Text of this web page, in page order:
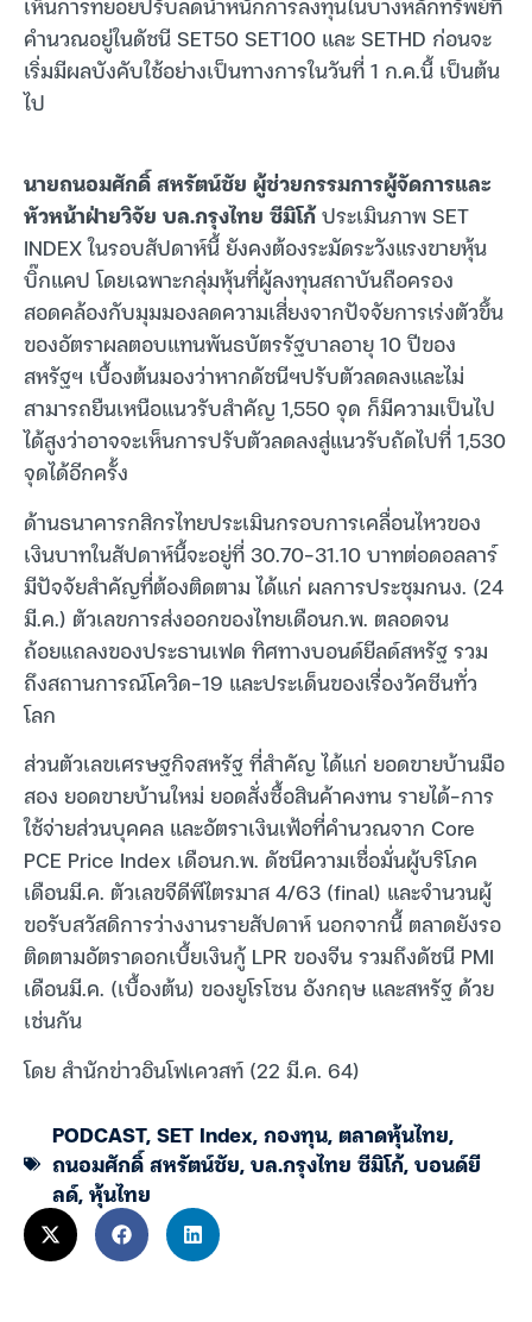
คำนวณอยู่ในดัชนี SET50 SET100 และ SETHD ก่อนจะ
เริ่มมีผลบังคับใช้อย่างเป็นทางการในวันที่ 1 ก.ค.นี้ เป็นต้น
ไป
นายถนอมศักดิ์ สหรัตน์ชัย ผู้ช่วยกรรมการผู้จัดการและ
หัวหน้าฝ่ายวิจัย บล.กรุงไทย ซีมิโก้ประเมินภาพ SET
INDEX ในรอบสัปดาห์นี้ ยังคงต้องระมัดระวังแรงขายหุ้น
บิ๊กแคป โดยเฉพาะกลุ่มหุ้นที่ผู้ลงทุนสถาบันถือครอง
สอดคล้องกับมุมมองลดความเสี่ยงจากปัจจัยการเร่งตัวขึ้น
ของอัตราผลตอบแทนพันธบัตรรัฐบาลอายุ 10 ปีของ
สหรัฐฯ เบื้องต้นมองว่าหากดัชนีฯปรับตัวลดลงและไม่
สามารถยืนเหนือแนวรับสำคัญ 1,550 จุด ก็มีความเป็นไป
ได้สูงว่าอาจจะเห็นการปรับตัวลดลงสู่แนวรับถัดไปที่ 1,530
จุดได้อีกครั้ง
ด้านธนาคารกสิกรไทยประเมินกรอบการเคลื่อนไหวของ
เงินบาทในสัปดาห์นี้จะอยู่ที่ 30.70-31.10 บาทต่อดอลลาร์
มีปัจจัยสำคัญที่ต้องติดตาม ได้แก่ ผลการประชุมกนง. (24
มี.ค.) ตัวเลขการส่งออกของไทยเดือนก.พ. ตลอดจน
ถ้อยแถลงของประธานเฟด ทิศทางบอนด์ยีลด์สหรัฐ รวม
ถึงสถานการณ์โควิด-19 และประเด็นของเรื่องวัคซีนทั่ว
โลก
ส่วนตัวเลขเศรษฐกิจสหรัฐ ที่สำคัญ ได้แก่ ยอดขายบ้านมือ
สอง ยอดขายบ้านใหม่ ยอดสั่งซื้อสินค้าคงทน รายได้-การ
ใช้จ่ายส่วนบุคคล และอัตราเงินเฟ้อที่คำนวณจาก Core
PCE Price Index เดือนก.พ. ดัชนีความเชื่อมั่นผู้บริโภค
เดือนมี.ค. ตัวเลขจีดีพีไตรมาส 4/63 (final) และจำนวนผู้
ขอรับสวัสดิการว่างงานรายสัปดาห์ นอกจากนี้ ตลาดยังรอ
ติดตามอัตราดอกเบี้ยเงินกู้ LPR ของจีน รวมถึงดัชนี PMI
เดือนมี.ค. (เบื้องต้น) ของยูโรโซน อังกฤษ และสหรัฐ ด้วย
เช่นกัน
โดย สำนักข่าวอินโฟเควสท์ (22 มี.ค. 64)
PODCAST,SET Index,กองทุน,ตลาดหุ้นไทย,
ถนอมศักดิ์ สหรัตน์ชัย,บล.กรุงไทย ซีมิโก้,บอนด์ยี
ลด์,หุ้นไทย